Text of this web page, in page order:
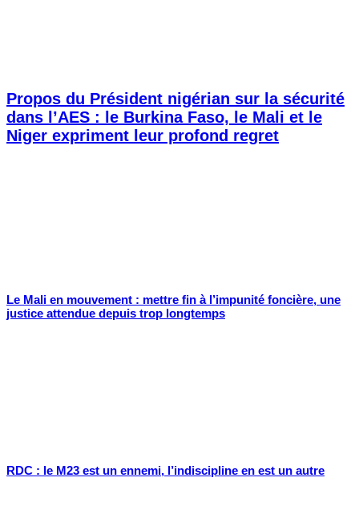
Propos du Président nigérian sur la sécurité
dans l’AES : le Burkina Faso, le Mali et le
Niger expriment leur profond regret
Le Mali en mouvement : mettre fin à l’impunité foncière, une
justice attendue depuis trop longtemps
RDC : le M23 est un ennemi, l’indiscipline en est un autre